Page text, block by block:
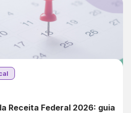
Receita Federal 2026: guia